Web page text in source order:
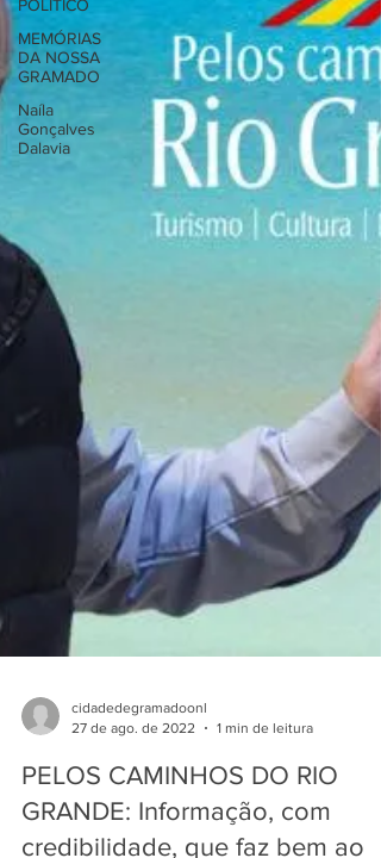
POLÍTICO
MEMÓRIAS
DA NOSSA
GRAMADO
Naíla
Gonçalves
Dalavia
27 de ago. de 2022
1 min de leitura
PELOS CAMINHOS DO RIO